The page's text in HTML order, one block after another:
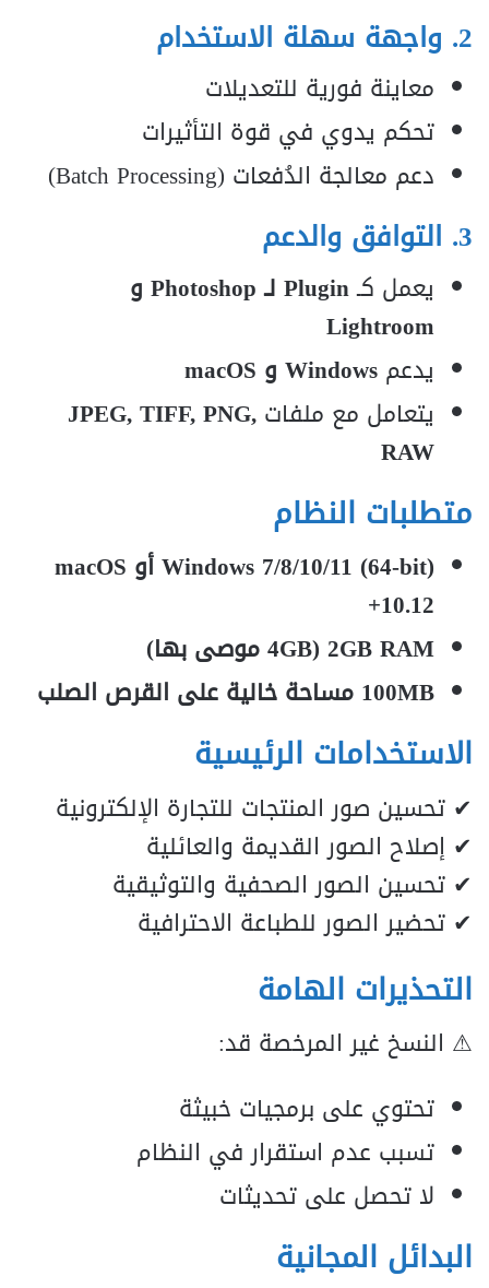
2. واجهة سهلة الاستخدام
معاينة فورية للتعديلات
تحكم يدوي في قوة التأثيرات
دعم معالجة الدُفعات (Batch Processing)
3. التوافق والدعم
يعمل كـ
Plugin لـ Photoshop و
Lightroom
يدعم Windows و macOS
يتعامل مع ملفات JPEG, TIFF, PNG,
RAW
متطلبات النظام
Windows 7/8/10/11 (64-bit) أو macOS
10.12+
2GB RAM (4GB موصى بها)
100MB مساحة خالية على القرص الصلب
الاستخدامات الرئيسية
✔ تحسين صور المنتجات للتجارة الإلكترونية
✔ إصلاح الصور القديمة والعائلية
✔ تحسين الصور الصحفية والتوثيقية
✔ تحضير الصور للطباعة الاحترافية
التحذيرات الهامة
⚠ النسخ غير المرخصة قد:
تحتوي على برمجيات خبيثة
تسبب عدم استقرار في النظام
لا تحصل على تحديثات
البدائل المجانية